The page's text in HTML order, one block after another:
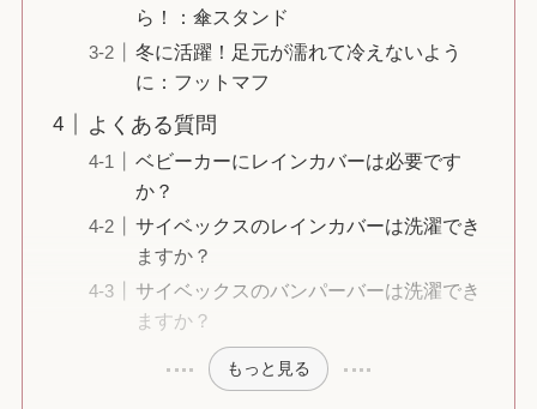
ら！：傘スタンド
冬に活躍！足元が濡れて冷えないよう
に：フットマフ
よくある質問
ベビーカーにレインカバーは必要です
か？
サイベックスのレインカバーは洗濯でき
ますか？
サイベックスのバンパーバーは洗濯でき
ますか？
もっと見る